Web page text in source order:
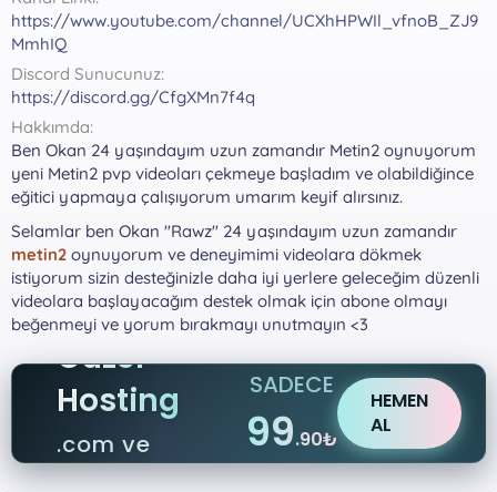
a
n
h
https://www.youtube.com/channel/UCXhHPWIl_vfnoB_ZJ9
MmhIQ
Discord Sunucunuz
https://discord.gg/CfgXMn7f4q
Hakkımda
Ben Okan 24 yaşındayım uzun zamandır Metin2 oynuyorum
yeni Metin2 pvp videoları çekmeye başladım ve olabildiğince
eğitici yapmaya çalışıyorum umarım keyif alırsınız.
Selamlar ben Okan "Rawz" 24 yaşındayım uzun zamandır
metin2 oynuyorum ve deneyimimi videolara dökmek
istiyorum sizin desteğinizle daha iyi yerlere geleceğim düzenli
videolara başlayacağım destek olmak için abone olmayı
beğenmeyi ve yorum bırakmayı unutmayın <3
Güzel
Hosting
.com ve
.net
SADECE
99.90₺
HEMEN
AL